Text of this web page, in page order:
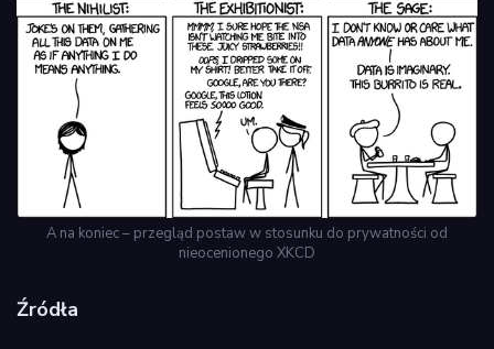
A na koniec – przegląd postaw w stosunku do prywatności od
nieocenionego XKCD
Źródła